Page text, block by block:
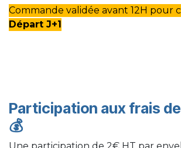
Commande validée avant 12H pour
Départ J+1
Participation aux frais
💰